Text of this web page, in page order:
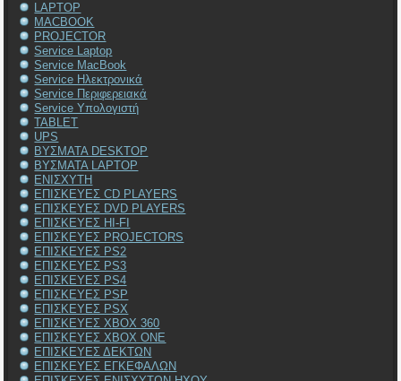
LAPTOP
MACBOOK
PROJECTOR
Service Laptop
Service MacBook
Service Ηλεκτρονικά
Service Περιφερειακά
Service Υπολογιστή
TABLET
UPS
ΒΥΣΜΑΤΑ DESKTOP
ΒΥΣΜΑΤΑ LAPTOP
ΕΝΙΣΧΥΤΗ
ΕΠΙΣΚΕΥΕΣ CD PLAYERS
ΕΠΙΣΚΕΥΕΣ DVD PLAYERS
ΕΠΙΣΚΕΥΕΣ HI-FI
ΕΠΙΣΚΕΥΕΣ PROJECTORS
ΕΠΙΣΚΕΥΕΣ PS2
ΕΠΙΣΚΕΥΕΣ PS3
ΕΠΙΣΚΕΥΕΣ PS4
ΕΠΙΣΚΕΥΕΣ PSP
ΕΠΙΣΚΕΥΕΣ PSX
ΕΠΙΣΚΕΥΕΣ XBOX 360
ΕΠΙΣΚΕΥΕΣ XBOX ONE
ΕΠΙΣΚΕΥΕΣ ΔΕΚΤΩΝ
ΕΠΙΣΚΕΥΕΣ ΕΓΚΕΦΑΛΩΝ